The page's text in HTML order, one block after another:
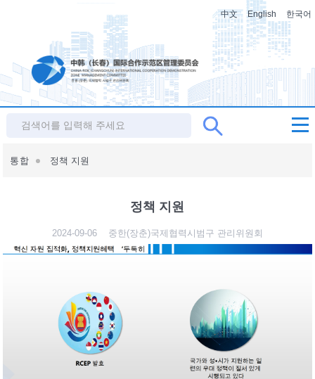
中文 English 한국어
통합 정책 지원
정책 지원
2024-09-06중한(장춘)국제협력시범구 관리위원회